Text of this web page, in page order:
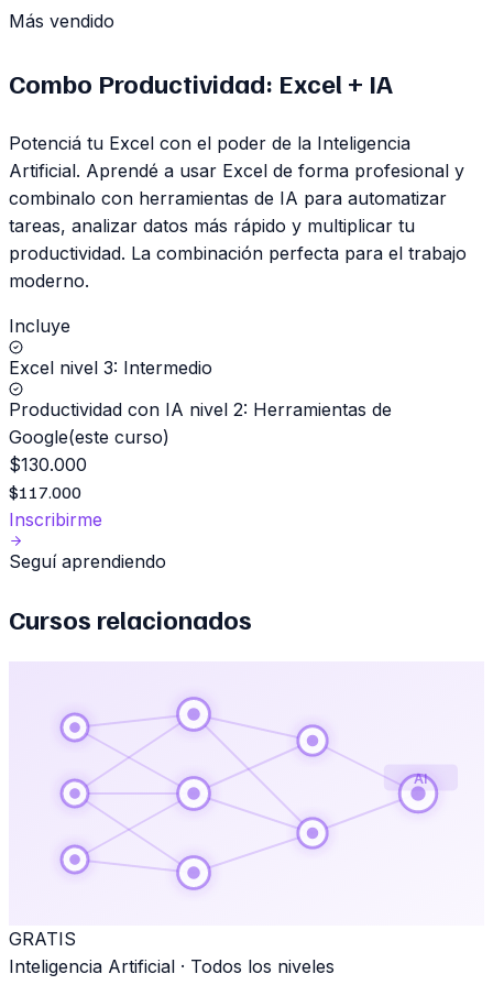
Más vendido
Combo Productividad: Excel + IA
Potenciá tu Excel con el poder de la Inteligencia
Artificial. Aprendé a usar Excel de forma profesional y
combinalo con herramientas de IA para automatizar
tareas, analizar datos más rápido y multiplicar tu
productividad. La combinación perfecta para el trabajo
moderno.
Incluye
Excel nivel 3: Intermedio
Productividad con IA nivel 2: Herramientas de
Google(este curso)
$130.000
$117.000
Inscribirme
Seguí aprendiendo
Cursos relacionados
AI
GRATIS
Inteligencia Artificial · Todos los niveles